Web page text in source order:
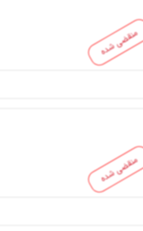
منقضی شده
منقضی شده